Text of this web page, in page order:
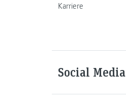
Karriere
Social Media